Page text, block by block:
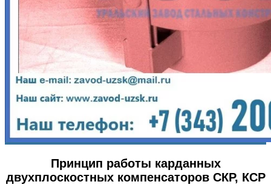
Принцип работы карданных
двухплоскостных компенсаторов СКР, КСР